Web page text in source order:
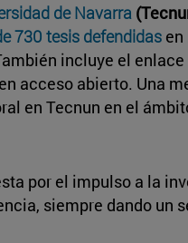
de Navarra
730 tesis defendidas en
incluye el
acceso abierto. Una
en Tecnun en el
por el impulso a la
siempre dando un